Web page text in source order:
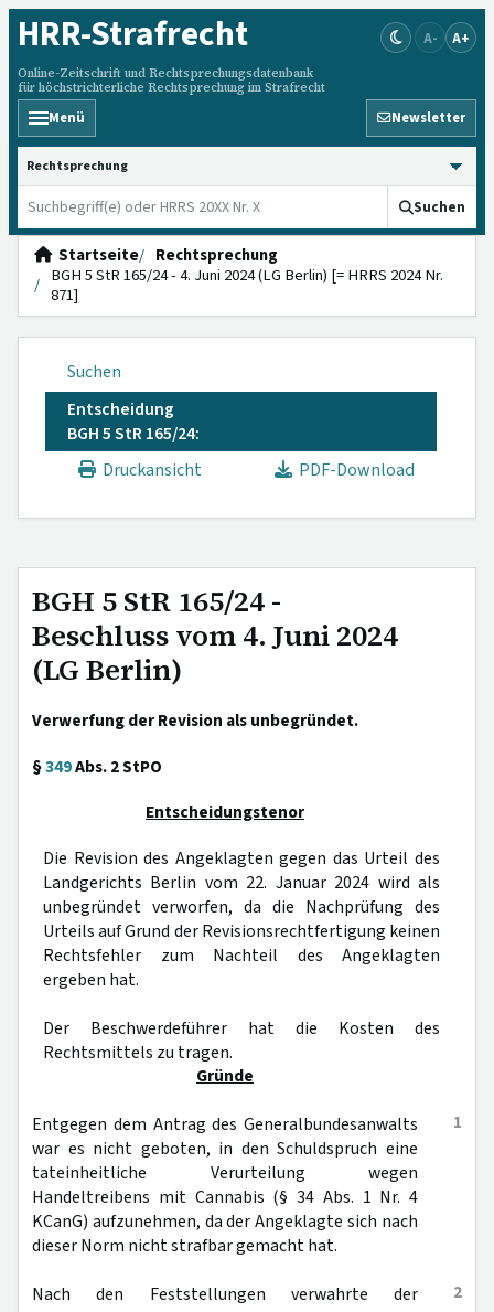
HRR-Strafrecht
Online-Zeitschrift und Rechtsprechungsdatenbank
für höchstrichterliche Rechtsprechung im Strafrecht
A- A+
Menü Newsletter
HRRS durchsuchen
Suchen
Startseite
Rechtsprechung
BGH 5 StR 165/24 - 4. Juni 2024 (LG Berlin) [= HRRS 2024 Nr.
871]
Suchen
Entscheidung
BGH 5 StR 165/24:
Druckansicht
PDF-Download
BGH 5 StR 165/24 -
Beschluss vom 4. Juni 2024
(LG Berlin)
Verwerfung der Revision als unbegründet.
§349Abs. 2 StPO
Entscheidungstenor
Die Revision des Angeklagten gegen das Urteil des
Landgerichts Berlin vom 22. Januar 2024 wird als
unbegründet verworfen, da die Nachprüfung des
Urteils auf Grund der Revisionsrechtfertigung keinen
Rechtsfehler zum Nachteil des Angeklagten
ergeben hat.
Der Beschwerdeführer hat die Kosten des
Rechtsmittels zu tragen.
Gründe
1
Entgegen dem Antrag des Generalbundesanwalts
war es nicht geboten, in den Schuldspruch eine
tateinheitliche Verurteilung wegen
Handeltreibens mit Cannabis (§ 34 Abs. 1 Nr. 4
KCanG) aufzunehmen, da der Angeklagte sich nach
dieser Norm nicht strafbar gemacht hat.
2
Nach den Feststellungen verwahrte der